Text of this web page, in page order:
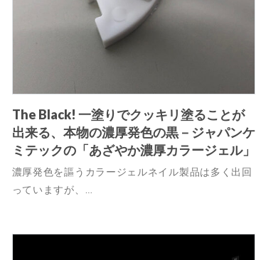
The Black! 一塗りでクッキリ塗ることが
出来る、本物の濃厚発色の黒－ジャパンケ
ミテックの「あざやか濃厚カラージェル」
濃厚発色を謳うカラージェルネイル製品は多く出回
っていますが、…